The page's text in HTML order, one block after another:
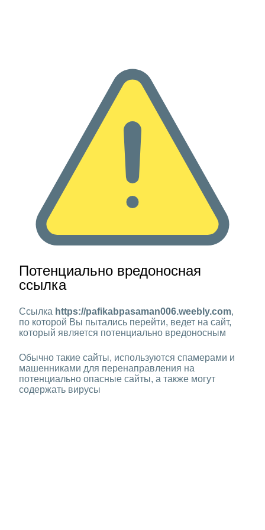
Потенциально вредоносная
ссылка
Ссылка https://pafikabpasaman006.weebly.com,
по которой Вы пытались перейти, ведет на сайт,
который является потенциально вредоносным
Обычно такие сайты, используются спамерами и
машенниками для перенаправления на
потенциально опасные сайты, а также могут
содержать вирусы